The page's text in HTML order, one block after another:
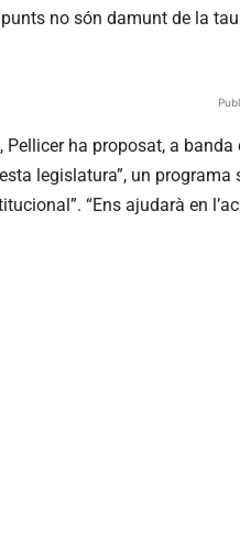
no són damunt de la
Pellicer ha proposat, a
legislatura”, un
“Ens ajudarà en